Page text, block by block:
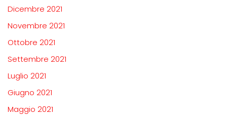
Dicembre 2021
Novembre 2021
Ottobre 2021
Settembre 2021
Luglio 2021
Giugno 2021
Maggio 2021